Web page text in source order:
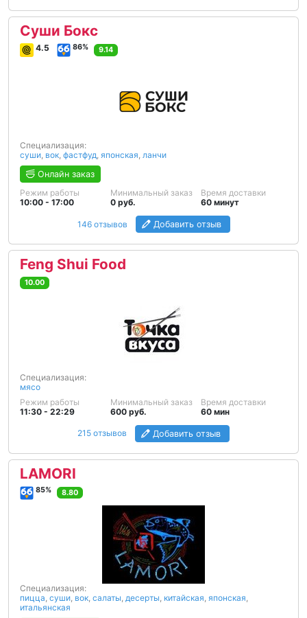
Суши Бокс
4.5 86% 9.14
Специализация:
суши, вок, фастфуд, японская, ланчи
Онлайн заказ
Режим работы
10:00 - 17:00
Минимальный заказ
0 руб.
Время доставки
60 минут
146 отзывов Добавить отзыв
Feng Shui Food
10.00
Специализация:
мясо
Режим работы
11:30 - 22:29
Минимальный заказ
600 руб.
Время доставки
60 мин
215 отзывов Добавить отзыв
LAMORI
85% 8.80
Специализация:
пицца суши вок салаты десерты китайская японская
итальянская